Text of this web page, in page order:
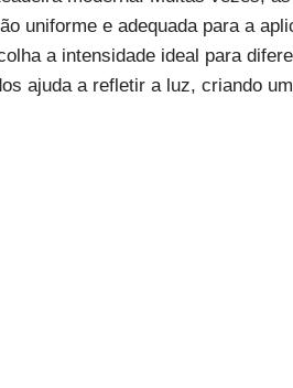
uniforme e adequada para a
a intensidade ideal para
ajuda a refletir a luz, criando